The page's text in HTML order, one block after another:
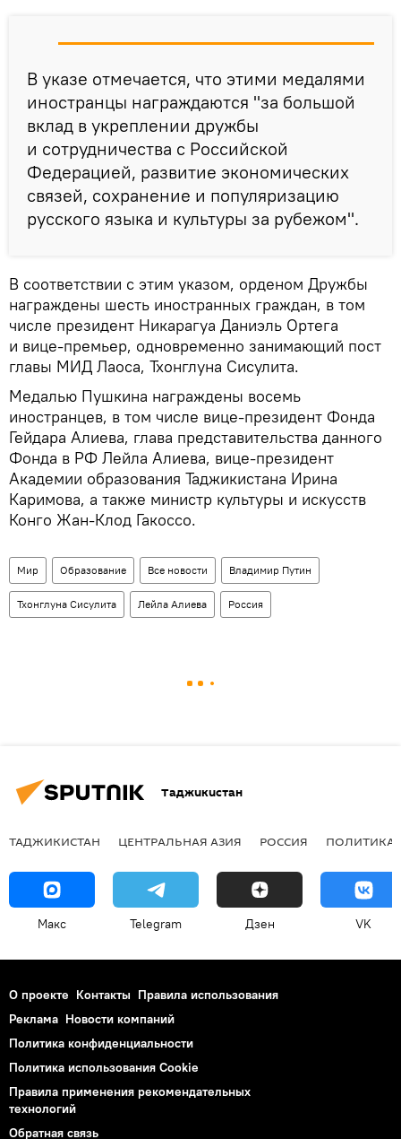
В указе отмечается, что этими медалями
иностранцы награждаются "за большой
вклад в укреплении дружбы
и сотрудничества с Российской
Федерацией, развитие экономических
связей, сохранение и популяризацию
русского языка и культуры за рубежом".
В соответствии с этим указом, орденом Дружбы
награждены шесть иностранных граждан, в том
числе президент Никарагуа Даниэль Ортега
и вице-премьер, одновременно занимающий пост
главы МИД Лаоса, Тхонглуна Сисулита.
Медалью Пушкина награждены восемь
иностранцев, в том числе вице-президент Фонда
Гейдара Алиева, глава представительства данного
Фонда в РФ Лейла Алиева, вице-президент
Академии образования Таджикистана Ирина
Каримова, а также министр культуры и искусств
Конго Жан-Клод Гакоссо.
Мир Образование Все новости Владимир Путин
Тхонглуна Сисулита Лейла Алиева Россия
Таджикистан
ТАДЖИКИСТАН ЦЕНТРАЛЬНАЯ АЗИЯ РОССИЯ ПОЛИТИКА
Макс Telegram Дзен VK
О проекте Контакты Правила использования
Реклама Новости компаний
Политика конфиденциальности
Политика использования Cookie
Правила применения рекомендательных
технологий
Обратная связь